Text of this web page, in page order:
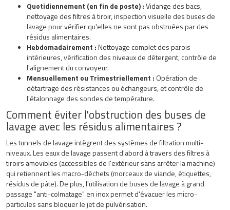
Quotidiennement (en fin de poste) :Vidange des bacs,
nettoyage des filtres à tiroir, inspection visuelle des buses de
lavage pour vérifier qu'elles ne sont pas obstruées par des
résidus alimentaires.
Hebdomadairement :Nettoyage complet des parois
intérieures, vérification des niveaux de détergent, contrôle de
l'alignement du convoyeur.
Mensuellement ou Trimestriellement : Opération de
détartrage des résistances ou échangeurs, et contrôle de
l'étalonnage des sondes de température.
Comment éviter l'obstruction des buses de
lavage avec les résidus alimentaires ?
Les tunnels de lavage intègrent des systèmes de filtration multi-
niveaux. Les eaux de lavage passent d'abord à travers des filtres à
tiroirs amovibles (accessibles de l'extérieur sans arrêter la machine)
qui retiennent les macro-déchets (morceaux de viande, étiquettes,
résidus de pâte). De plus, l'utilisation de buses de lavage à grand
passage "anti-colmatage" en inox permet d'évacuer les micro-
particules sans bloquer le jet de pulvérisation.